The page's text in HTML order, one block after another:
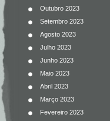
Outubro 2023
Setembro 2023
Agosto 2023
Julho 2023
Junho 2023
Maio 2023
Abril 2023
Março 2023
Fevereiro 2023